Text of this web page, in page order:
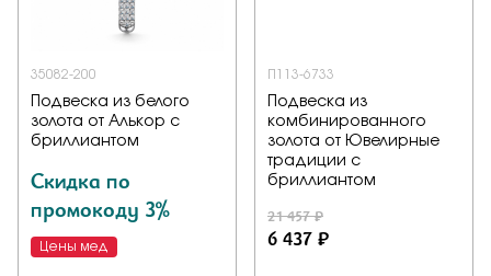
35082-200
Подвеска из белого
золота от Алькор с
бриллиантом
Скидка по
промокоду 3%
Цены мед
П113-6733
Подвеска из
комбинированного
золота от Ювелирные
традиции с
бриллиантом
21 457 ₽
6 437 ₽